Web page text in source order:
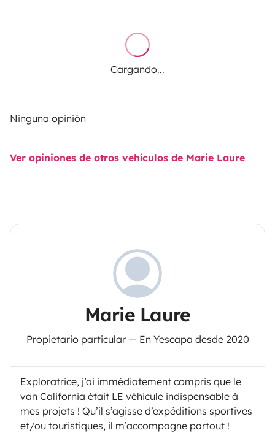
Cargando...
Ninguna opinión
Ver opiniones de otros vehículos de Marie Laure
Marie Laure
Propietario particular — En Yescapa desde 2020
Exploratrice, j’ai immédiatement compris que le
van California était LE véhicule indispensable à
mes projets ! Qu’il s’agisse d’expéditions sportives
et/ou touristiques, il m’accompagne partout !